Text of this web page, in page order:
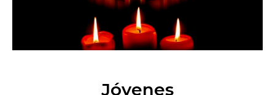
Jóvenes